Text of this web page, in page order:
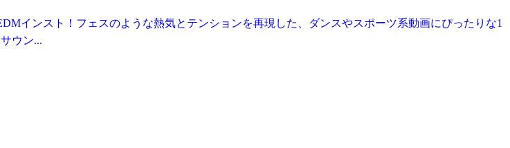
インスト！フェスのような熱気とテンションを再現した、ダンスやスポーツ系動画にぴったりな1
ウン...